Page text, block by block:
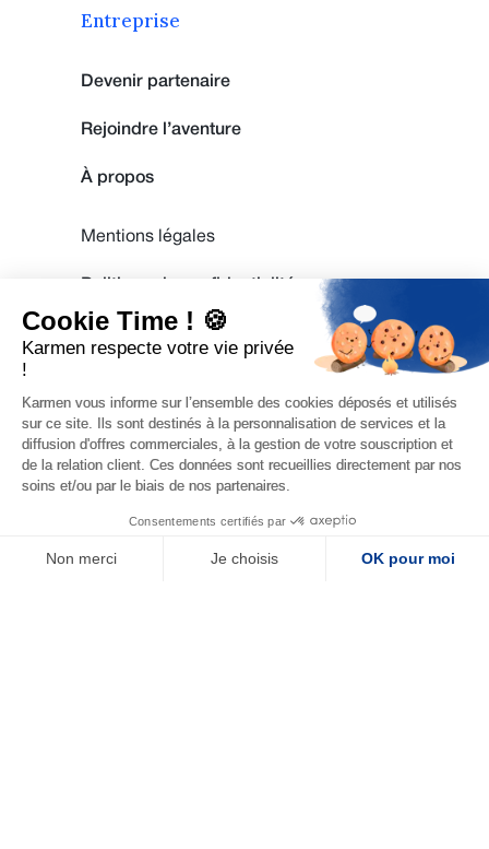
Entreprise
Devenir partenaire
Rejoindre l’aventure
À propos
Mentions légales
CGU
© Copyright 2026
Karmen SAS
17 rue du Faubourg
Montmartre, 75009 Paris
Cookie Time ! 🍪
Karmen respecte votre vie privée
!
Karmen vous informe sur l’ensemble des cookies déposés et utilisés
sur ce site. Ils sont destinés à la personnalisation de services et la
diffusion d'offres commerciales, à la gestion de votre souscription et
de la relation client. Ces données sont recueillies directement par nos
soins et/ou par le biais de nos partenaires.
Consentements certifiés par
Non merci Je choisis OK pour moi